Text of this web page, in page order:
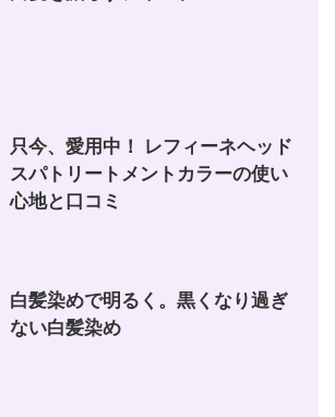
只今、愛用中！ レフィーネヘッド
スパトリートメントカラーの使い
心地と口コミ
白髪染めで明るく。黒くなり過ぎ
ない白髪染め